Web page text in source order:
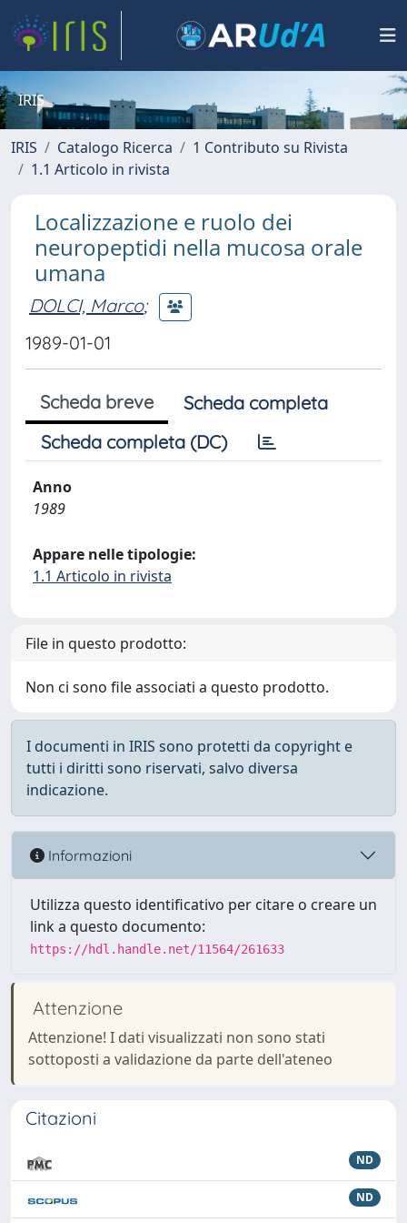
IRIS
IRIS Catalogo Ricerca
1 Contributo su Rivista
1.1 Articolo in rivista
Localizzazione e ruolo dei
neuropeptidi nella mucosa orale
umana
DOLCI, Marco;
1989-01-01
Scheda breve
Scheda completa
Scheda completa (DC)
Anno
1989
Appare nelle tipologie:
1.1 Articolo in rivista
File in questo prodotto:
Non ci sono file associati a questo prodotto.
I documenti in IRIS sono protetti da copyright e
tutti i diritti sono riservati, salvo diversa
indicazione.
Informazioni
Utilizza questo identificativo per citare o creare un
link a questo documento:
https://hdl.handle.net/11564/261633
Attenzione
Attenzione! I dati visualizzati non sono stati
sottoposti a validazione da parte dell'ateneo
Citazioni
ND
ND